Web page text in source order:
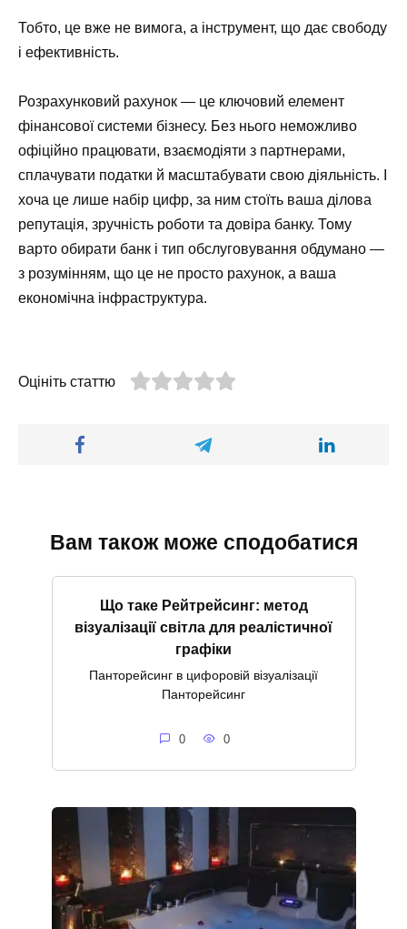
Тобто, це вже не вимога, а інструмент, що дає свободу
і ефективність.
Розрахунковий рахунок — це ключовий елемент
фінансової системи бізнесу. Без нього неможливо
офіційно працювати, взаємодіяти з партнерами,
сплачувати податки й масштабувати свою діяльність. І
хоча це лише набір цифр, за ним стоїть ваша ділова
репутація, зручність роботи та довіра банку. Тому
варто обирати банк і тип обслуговування обдумано —
з розумінням, що це не просто рахунок, а ваша
економічна інфраструктура.
Оцініть статтю
Вам також може сподобатися
Що таке Рейтрейсинг: метод
візуалізації світла для реалістичної
графіки
Панторейсинг в цифоровій візуалізації
Панторейсинг
0 0